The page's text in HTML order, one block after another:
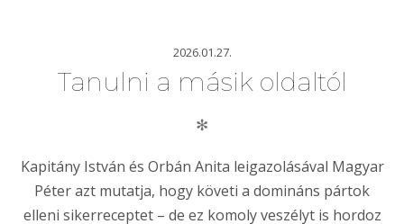
2026.01.27.
Tanulni a másik oldaltól
✻
Kapitány István és Orbán Anita leigazolásával Magyar
Péter azt mutatja, hogy követi a domináns pártok
elleni sikerreceptet – de ez komoly veszélyt is hordoz